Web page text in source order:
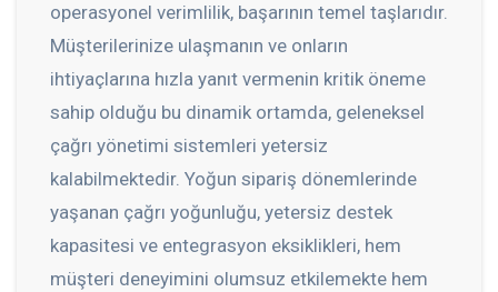
operasyonel verimlilik, başarının temel taşlarıdır.
Müşterilerinize ulaşmanın ve onların
ihtiyaçlarına hızla yanıt vermenin kritik öneme
sahip olduğu bu dinamik ortamda, geleneksel
çağrı yönetimi sistemleri yetersiz
kalabilmektedir. Yoğun sipariş dönemlerinde
yaşanan çağrı yoğunluğu, yetersiz destek
kapasitesi ve entegrasyon eksiklikleri, hem
müşteri deneyimini olumsuz etkilemekte hem